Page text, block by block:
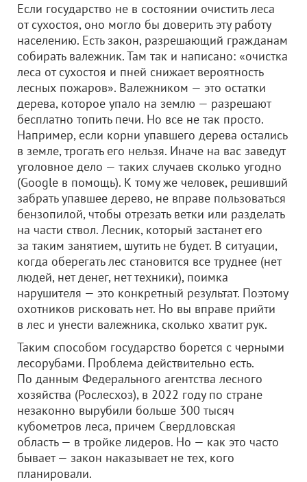
Если государство не в состоянии очистить леса
от сухостоя, оно могло бы доверить эту работу
населению. Есть закон, разрешающий гражданам
собирать валежник. Там так и написано: «очистка
леса от сухостоя и пней снижает вероятность
лесных пожаров». Валежником — это остатки
дерева, которое упало на землю — разрешают
бесплатно топить печи. Но все не так просто.
Например, если корни упавшего дерева остались
в земле, трогать его нельзя. Иначе на вас заведут
уголовное дело — таких случаев сколько угодно
(Google в помощь). К тому же человек, решивший
забрать упавшее дерево, не вправе пользоваться
бензопилой, чтобы отрезать ветки или разделать
на части ствол. Лесник, который застанет его
за таким занятием, шутить не будет. В ситуации,
когда оберегать лес становится все труднее (нет
людей, нет денег, нет техники), поимка
нарушителя — это конкретный результат. Поэтому
охотников рисковать нет. Но вы вправе прийти
в лес и унести валежника, сколько хватит рук.
Таким способом государство борется с черными
лесорубами. Проблема действительно есть.
По данным Федерального агентства лесного
хозяйства (Рослесхоз), в 2022 году по стране
незаконно вырубили больше 300 тысяч
кубометров леса, причем Свердловская
область — в тройке лидеров. Но — как это часто
бывает — закон наказывает не тех, кого
планировали.